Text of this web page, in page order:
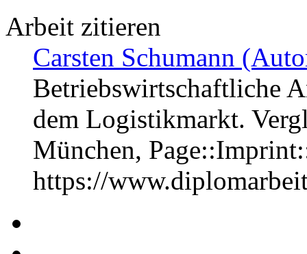
Arbeit zitieren
Carsten Schumann
Betriebswirtschaftliche
dem Logistikmarkt.
München,
https://